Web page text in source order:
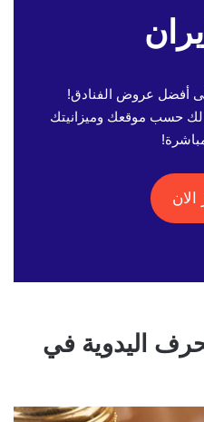
أفضل عروض الفنادق!
لك حسب موقعك وميزانيتك
الان
اليدوية في